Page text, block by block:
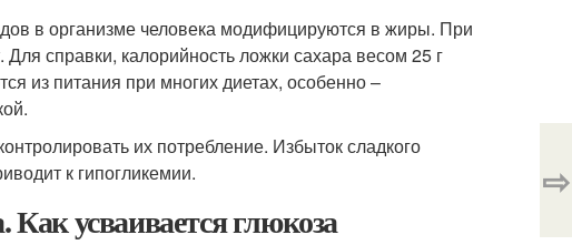
в организме человека модифицируются в жиры. При
Для справки, калорийность ложки сахара весом 25 г
из питания при многих диетах, особенно –
их потребление. Избыток сладкого
к гипогликемии.
Как усваивается глюкоза
⇨